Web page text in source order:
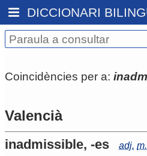
DICCIONARI
Coincidències per a:
Valencià
inadmissible, -es adj. m.